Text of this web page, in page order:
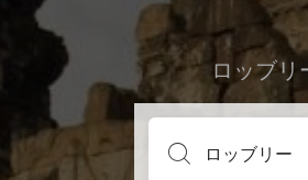
ロッブ